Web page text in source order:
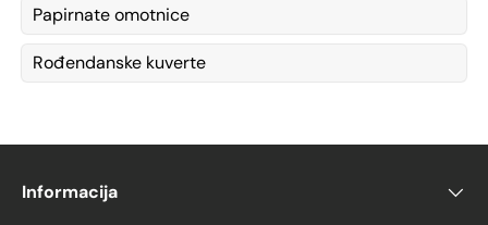
Papirnate omotnice
Rođendanske kuverte
Informacija